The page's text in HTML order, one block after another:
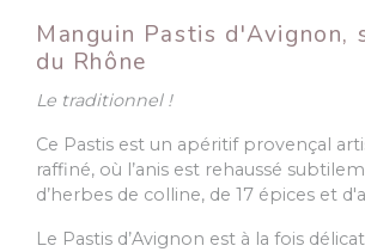
Manguin Pastis d'Avignon,
du Rhône
Le traditionnel !
Ce Pastis est un apéritif provençal
raffiné, où l’anis est rehaussé
d’herbes de colline, de 17 épices et
Le Pastis d’Avignon est à la fois